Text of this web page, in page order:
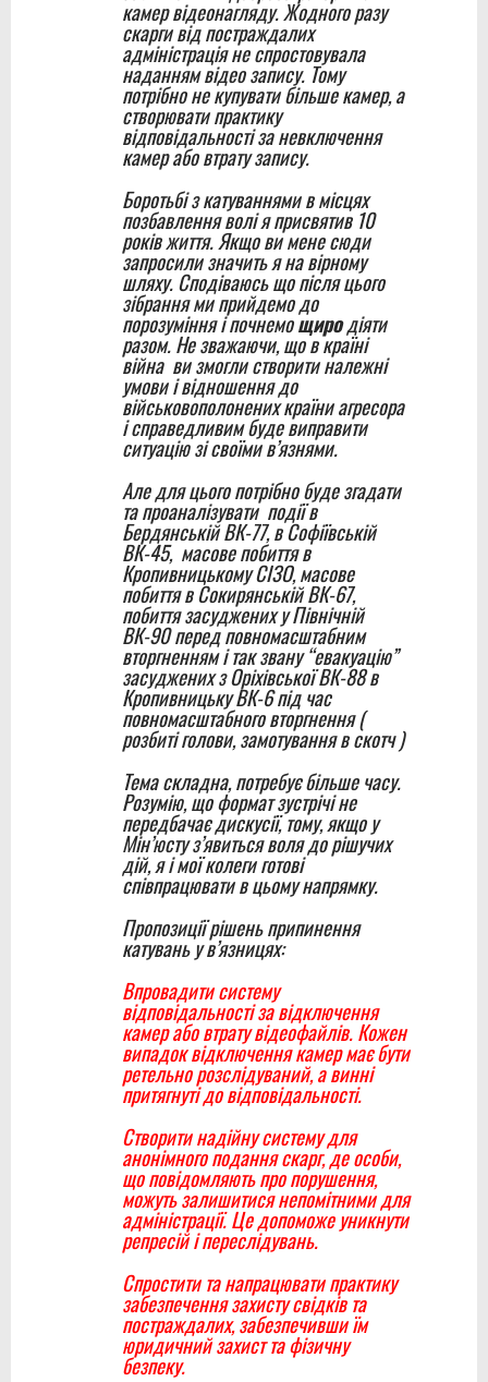
камер відеонагляду. Жодного разу
скарги від постраждалих
адміністрація не спростовувала
наданням відео запису. Тому
потрібно не купувати більше камер, а
створювати практику
відповідальності за невключення
камер або втрату запису.
Боротьбі з катуваннями в місцях
позбавлення волі я присвятив 10
років життя. Якщо ви мене сюди
запросили значить я на вірному
шляху. Сподіваюсь що після цього
зібрання ми прийдемо до
порозуміння і почнемощиродіяти
разом. Не зважаючи, що в країні
війна ви змогли створити належні
умови і відношення до
військовополонених країни агресора
і справедливим буде виправити
ситуацію зі своїми в’язнями.
Але для цього потрібно буде згадати
та проаналізувати події в
Бердянській ВК-77, в Софіївській
ВК-45, масове побиття в
Кропивницькому СІЗО, масове
побиття в Сокирянській ВК-67,
побиття засуджених у Північній
ВК-90 перед повномасштабним
вторгненням і так звану “евакуацію”
засуджених з Оріхівської ВК-88 в
Кропивницьку ВК-6 під час
повномасштабного вторгнення (
розбиті голови, замотування в скотч )
Тема складна, потребує більше часу.
Розумію, що формат зустрічі не
передбачає дискусії, тому, якщо у
Мін’юсту з’явиться воля до рішучих
дій, я і мої колеги готові
співпрацювати в цьому напрямку.
Пропозиції рішень припинення
катувань у в’язницях:
Впровадити систему
відповідальності за відключення
камер або втрату відеофайлів. Кожен
випадок відключення камер має бути
ретельно розслідуваний, а винні
притягнуті до відповідальності.
Створити надійну систему для
анонімного подання скарг, де особи,
що повідомляють про порушення,
можуть залишитися непомітними для
адміністрації. Це допоможе уникнути
репресій і переслідувань.
Спростити та напрацювати практику
забезпечення захисту свідків та
постраждалих, забезпечивши їм
юридичний захист та фізичну
безпеку.